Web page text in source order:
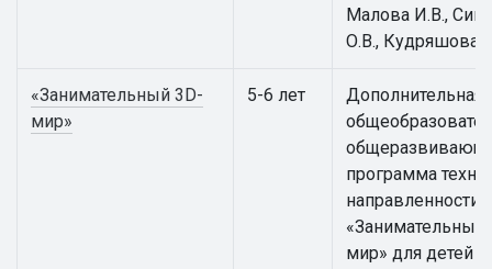
Малова И.В.,
О.В., Кудряшова
«Занимательный 3D-
мир»
5-6 лет
Дополнительная
программа
направленности
«Занимательный
мир» для детей 5